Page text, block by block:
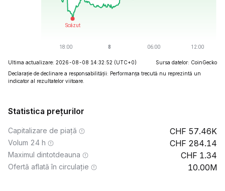
Ultima actualizare: 2026-08-08 14:32:52 (UTC+0)
Sursa datelor: CoinGecko
Declarație de declinare a responsabilității: Performanța trecută nu reprezintă un
indicator al rezultatelor viitoare.
Statistica prețurilor
Capitalizare de piață 57.46K
Volum 24 h 284.14
Maximul dintotdeauna 1.34
Ofertă aflată în circulație 10.00M